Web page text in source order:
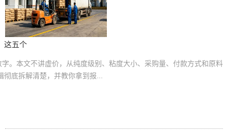
这五个
。本文不讲虚价，从纯度级别、粘度大小、采购量、付款方式和原料
底拆解清楚，并教你拿到报...